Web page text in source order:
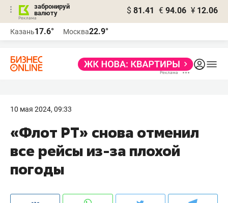
забронируй
валюту
$ 81.41 € 94.06 ¥ 12.06
Казань17.6° Москва22.9°
10 мая 2024, 09:33
«Флот РТ» снова отменил
все рейсы из-за плохой
погоды